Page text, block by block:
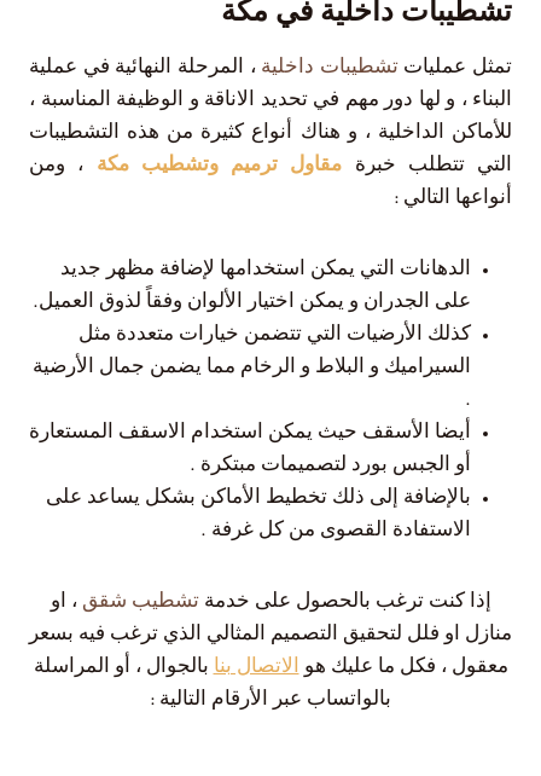
تشطيبات داخلية في مكة
تمثل عملياتتشطيبات داخلية ، المرحلة النهائية في عملية
البناء ، و لها دور مهم في تحديد الاناقة و الوظيفة المناسبة ،
للأماكن الداخلية ، و هناك أنواع كثيرة من هذه التشطيبات
التي تتطلب خبرة مقاول ترميم وتشطيب مكة ، ومن
أنواعها التالي :
الدهانات التي يمكن استخدامها لإضافة مظهر جديد
على الجدران و يمكن اختيار الألوان وفقاً لذوق العميل.
كذلك الأرضيات التي تتضمن خيارات متعددة مثل
السيراميك و البلاط و الرخام مما يضمن جمال الأرضية
.
أيضا الأسقف حيث يمكن استخدام الاسقف المستعارة
أو الجبس بورد لتصميمات مبتكرة .
بالإضافة إلى ذلك تخطيط الأماكن بشكل يساعد على
الاستفادة القصوى من كل غرفة .
إذا كنت ترغب بالحصول على خدمةتشطيب شقق ، او
منازل او فلل لتحقيق التصميم المثالي الذي ترغب فيه بسعر
معقول ، فكل ما عليك هوالاتصال بنابالجوال ، أو المراسلة
بالواتساب عبر الأرقام التالية :